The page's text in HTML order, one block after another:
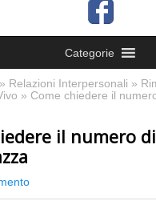
Categorie
» Relazioni Interpersonali »
» Come chiedere il
il numero